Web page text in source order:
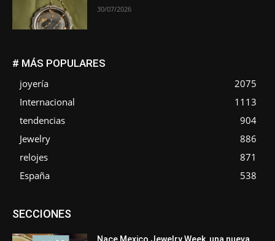
30/07/2026
# MÁS POPULARES
joyería
2075
Internacional
1113
tendencias
904
Jewelry
886
relojes
871
España
538
SECCIONESAsociaciones
Entrevistas
Mundo Técnico
Novedades Opiniones
Perspectiva